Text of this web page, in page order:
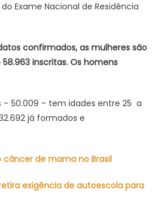
Exame Nacional de Residência
confirmados, as mulheres são
inscritas. Os homens
50.009 – tem idades entre 25 a
já formados e
de mama no Brasil
exigência de autoescola para